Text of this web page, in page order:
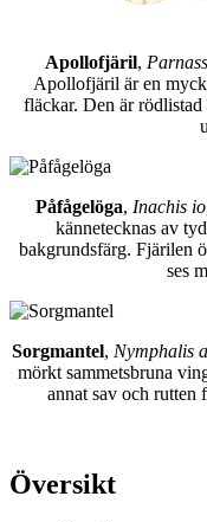
Apollofjäril,
Apollofjäril är en
fläckar. Den är
Påfågelöga, Inachis io
kännetecknas av
bakgrundsfärg. Fjärilen
ses
Sorgmantel, Nymphalis
mörkt sammetsbruna
annat sav och rutten
Översikt